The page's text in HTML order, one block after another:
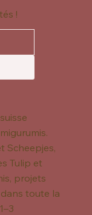
!
Scheepjes,
Tulip et
projets
toute la